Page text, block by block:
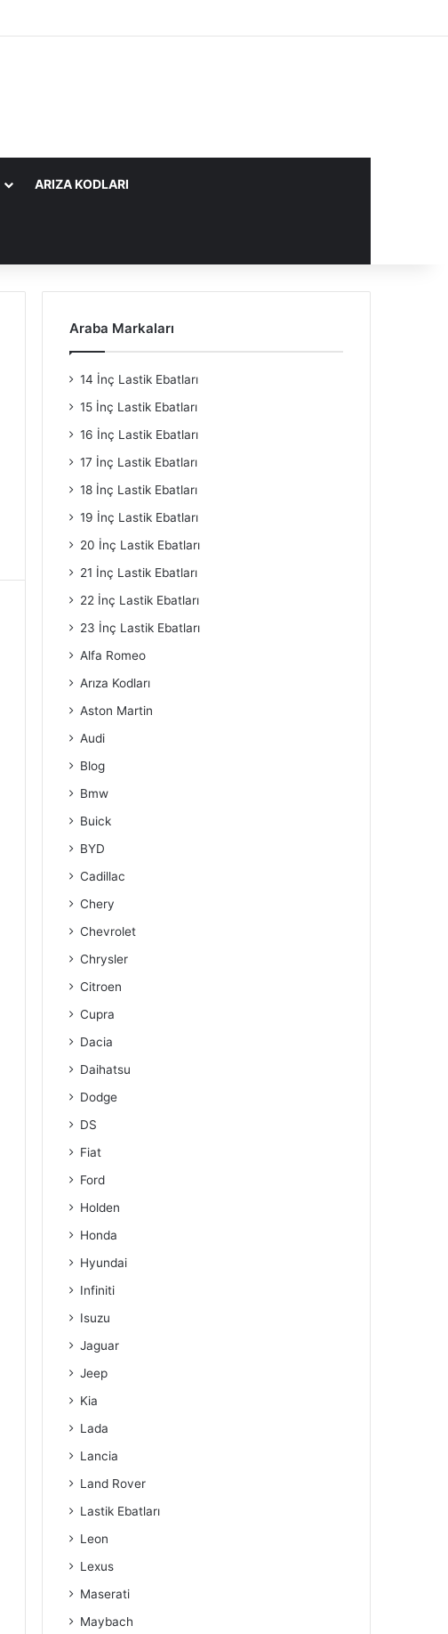
ARIZA KODLARI
Araba Markaları
14 İnç Lastik Ebatları
15 İnç Lastik Ebatları
16 İnç Lastik Ebatları
17 İnç Lastik Ebatları
18 İnç Lastik Ebatları
19 İnç Lastik Ebatları
20 İnç Lastik Ebatları
21 İnç Lastik Ebatları
22 İnç Lastik Ebatları
23 İnç Lastik Ebatları
Alfa Romeo
Arıza Kodları
Aston Martin
Audi
Blog
Bmw
Buick
BYD
Cadillac
Chery
Chevrolet
Chrysler
Citroen
Cupra
Dacia
Daihatsu
Dodge
DS
Fiat
Ford
Holden
Honda
Hyundai
Infiniti
Isuzu
Jaguar
Jeep
Kia
Lada
Lancia
Land Rover
Lastik Ebatları
Leon
Lexus
Maserati
Maybach